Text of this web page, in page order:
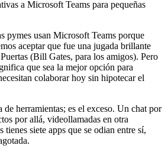
pymes usan Microsoft Teams porque
aceptar que fue una jugada brillante
(Bill Gates, para los amigos). Pero
que sea la mejor opción para
colaborar hoy sin hipotecar el
herramientas; es el exceso. Un chat por
por allá, videollamadas en otra
siete apps que se odian entre sí,